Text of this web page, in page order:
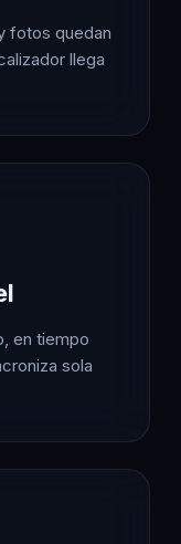
fotos quedan
llega
en tiempo
sola